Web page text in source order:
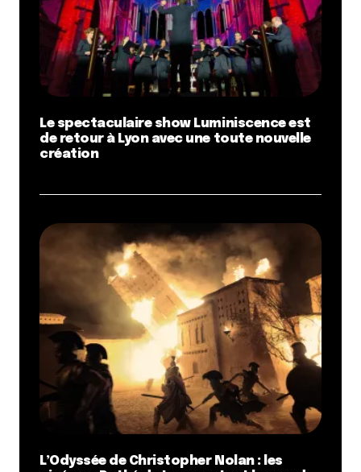
Le spectaculaire show Luminiscence est
de retour à Lyon avec une toute nouvelle
création
L’Odyssée de Christopher Nolan : les